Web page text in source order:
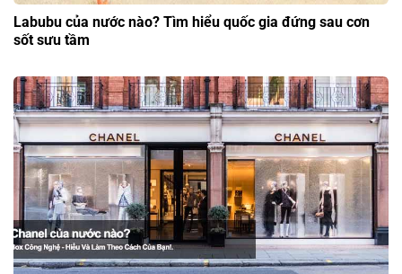
Labubu của nước nào? Tìm hiểu quốc gia đứng sau cơn
sốt sưu tầm